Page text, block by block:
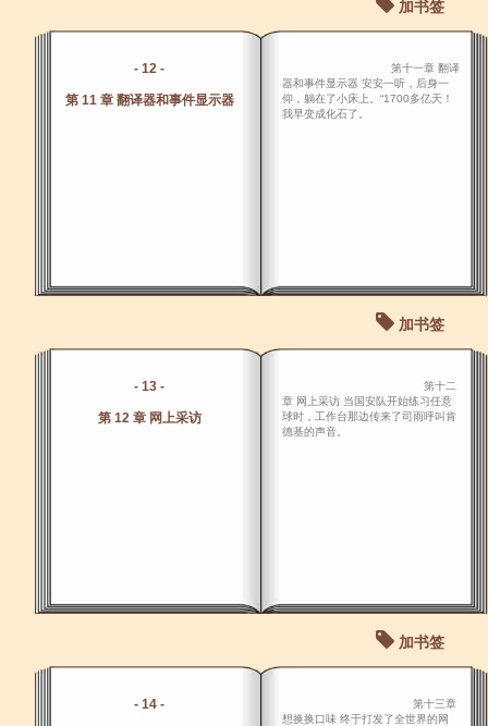
加书签
- 12 -
第 11 章 翻译器和事件显示器
第十一章 翻译
器和事件显示器 安安一听，后身一
仰，躺在了小床上。“1700多亿天！
我早变成化石了。
加书签
- 13 -
第 12 章 网上采访
第十二
章 网上采访 当国安队开始练习任意
球时，工作台那边传来了司雨呼叫肯
德基的声音。
加书签
- 14 -
第十三章
想换换口味 终于打发了全世界的网